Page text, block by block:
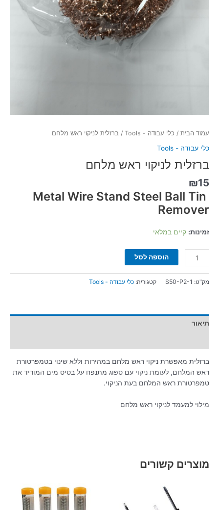
עמוד הבית / כלי עבודה - Tools / ברזלית לניקוי ראש מלחם
כלי עבודה - Tools
ברזלית לניקוי ראש מלחם
₪15
Metal Wire Stand Steel Ball Tin
Remover
זמינות: קיים במלאי
הוספה לסל
מק"ט: S50-P2-1 קטגוריה: כלי עבודה - Tools
תיאור
ברזלית מאפשרת ניקוי ראש מלחם במהירות וללא שינוי בטמפרטורת
ראש המלחם, לעומת ניקוי עם ספוג מתנפח על בסיס מים המוריד את
טמפרטורת ראש המלחם בעת הניקוי.
מילוי למעמד לניקוי ראש מלחם
מוצרים קשורים